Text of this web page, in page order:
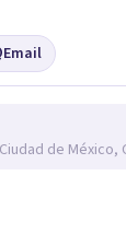
Email
de México,